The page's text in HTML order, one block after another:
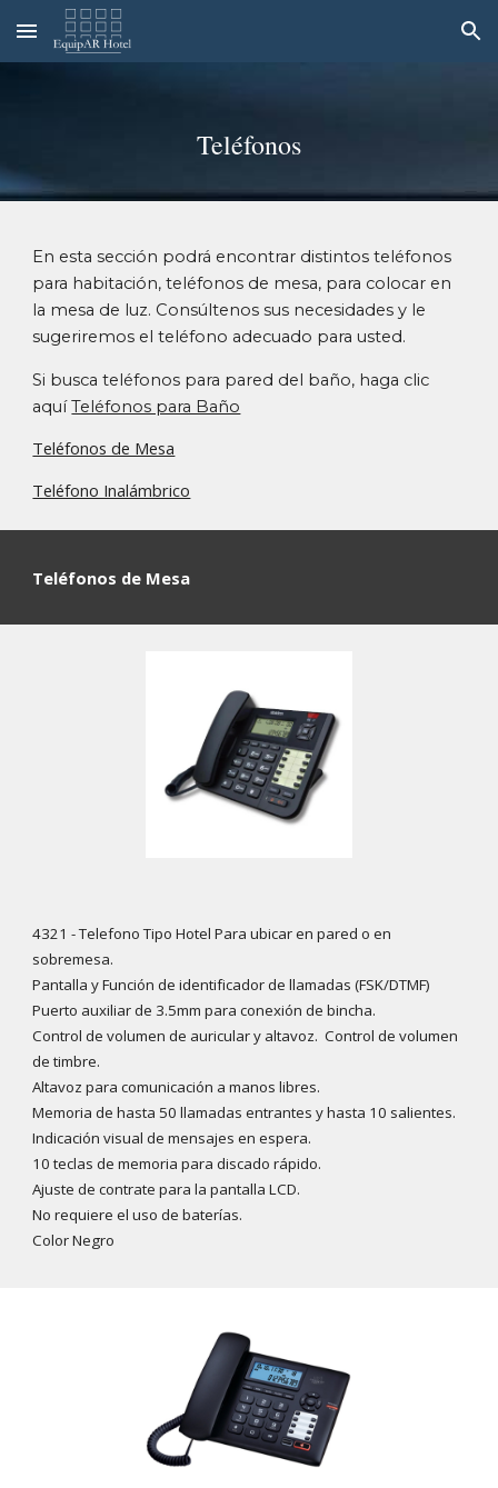
Skip to main content Skip to navigation
Teléfonos
En esta sección podrá encontrar distintos teléfonos
para habitación, teléfonos de mesa, para colocar en
la mesa de luz. Consúltenos sus necesidades y le
sugeriremos el teléfono adecuado para usted.
Si busca teléfonos para pared del baño, haga clic
aquíTeléfonos para Baño
Teléfonos de Mesa
Teléfono Inalámbrico
Teléfonos de Mesa
4321 - Telefono Tipo HotelPara ubicar en pared o en
sobremesa.
Pantalla y Función de identificador de llamadas (FSK/DTMF)
Puerto auxiliar de 3.5mm para conexión de bincha.
Control de volumen de auricular y altavoz. Control de volumen
de timbre.
Altavoz para comunicación a manos libres.
Memoria de hasta 50 llamadas entrantes y hasta 10 salientes.
Indicación visual de mensajes en espera.
10 teclas de memoria para discado rápido.
Ajuste de contrate para la pantalla LCD.
No requiere el uso de baterías.
Color Negro